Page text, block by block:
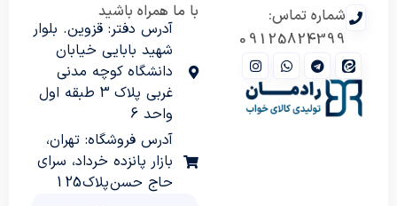
شماره تماس:
09125824399
با ما همراه باشید
آدرس دفتر: قزوین. بلوار
شهید بابایی خیابان
دانشگاه کوچه مدنی
غربی پلاک 3 طبقه اول
واحد 6
آدرس فروشگاه: تهران،
بازار پانزده خرداد، سرای
حاج حسن پلاک 125